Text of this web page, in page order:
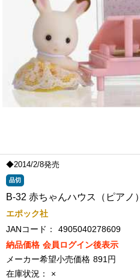
◆2014/2/8発売
品切
B-32 赤ちゃんハウス（ピアノ）
エポック社
JANコード：
4905040278609
納品価格 会員ログイン後表示
メーカー希望小売価格 891円
在庫状況：
×